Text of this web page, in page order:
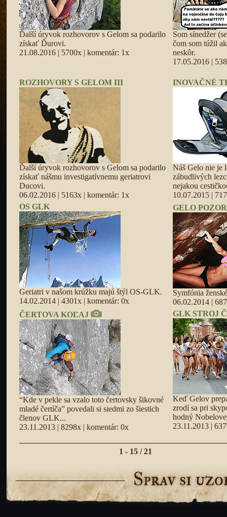
Ďalší úryvok rozhovorov s Gelom sa podarilo
získať Ďurovi.
21.08.2016 | 5700x | komentár: 1x
Som sínedžer
čom som túžil
neskôr.
17.05.2016 |
ROZHOVORY S GELOM III
Ďalší úryvok rozhovorov s Gelom sa podarilo
získať nášmu investigatívnemu geriatrovi
Ducovi.
06.02.2016 | 5163x | komentár: 1x
INOVAČNÉ
Náš Gelo nie je
zábudlivých
nejakou
10.07.2015 |
OS GLK
Geriatri v našom krúžku majú štýl OS-GLK.
14.02.2014 | 4301x | komentár: 0x
GELO
Symfónia
06.02.2014 |
ČERTOVA KOĽAJ
“Kde v pekle sa vzalo toto čertovsky šikovné
mladé čertíča” povedali si siedmi zo šiestich
členov GLK...
23.11.2013 | 8298x | komentár: 0x
GLK STROJ
Keď Gelov
zrodí sa pri
hodný
23.11.2013 |
1 - 15 / 21